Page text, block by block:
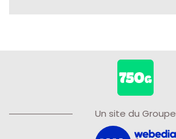
Un site du Groupe